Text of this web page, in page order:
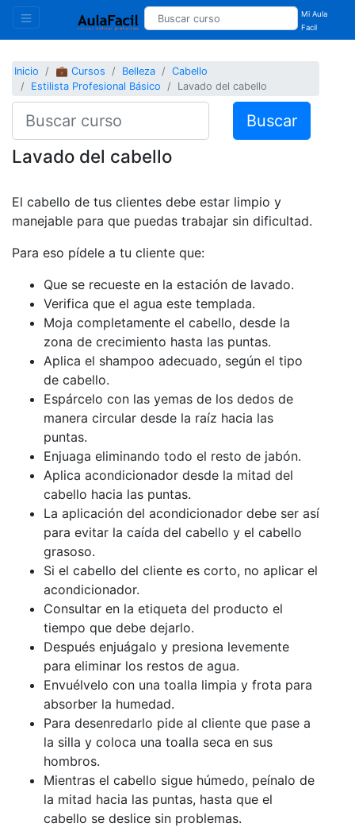
Mi Aula
Facil
Inicio 💼 Cursos Belleza
Cabello
Estilista Profesional Básico
Lavado del cabello
Buscar
Lavado del cabello
El cabello de tus clientes debe estar limpio y
manejable para que puedas trabajar sin dificultad.
Para eso pídele a tu cliente que:
Que se recueste en la estación de lavado.
Verifica que el agua este templada.
Moja completamente el cabello, desde la
zona de crecimiento hasta las puntas.
Aplica el shampoo adecuado, según el tipo
de cabello.
Espárcelo con las yemas de los dedos de
manera circular desde la raíz hacia las
puntas.
Enjuaga eliminando todo el resto de jabón.
Aplica acondicionador desde la mitad del
cabello hacia las puntas.
La aplicación del acondicionador debe ser así
para evitar la caída del cabello y el cabello
grasoso.
Si el cabello del cliente es corto, no aplicar el
acondicionador.
Consultar en la etiqueta del producto el
tiempo que debe dejarlo.
Después enjuágalo y presiona levemente
para eliminar los restos de agua.
Envuélvelo con una toalla limpia y frota para
absorber la humedad.
Para desenredarlo pide al cliente que pase a
la silla y coloca una toalla seca en sus
hombros.
Mientras el cabello sigue húmedo, peínalo de
la mitad hacia las puntas, hasta que el
cabello se deslice sin problemas.